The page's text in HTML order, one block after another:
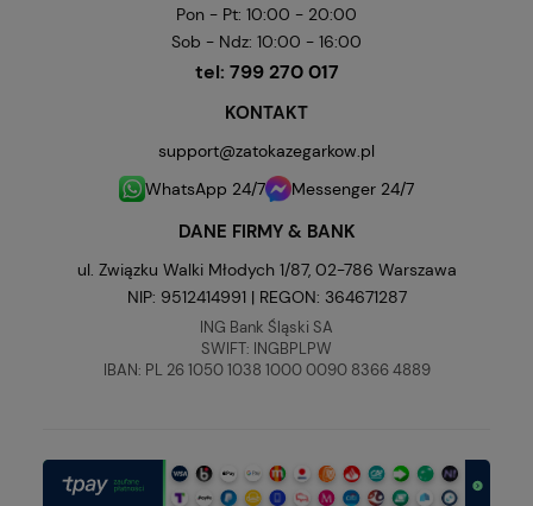
Pon - Pt: 10:00 - 20:00
Sob - Ndz: 10:00 - 16:00
tel: 799 270 017
KONTAKT
support@zatokazegarkow.pl
WhatsApp 24/7
Messenger 24/7
DANE FIRMY & BANK
ul. Związku Walki Młodych 1/87, 02-786 Warszawa
NIP: 9512414991 | REGON: 364671287
ING Bank Śląski SA
SWIFT: INGBPLPW
IBAN: PL 26 1050 1038 1000 0090 8366 4889